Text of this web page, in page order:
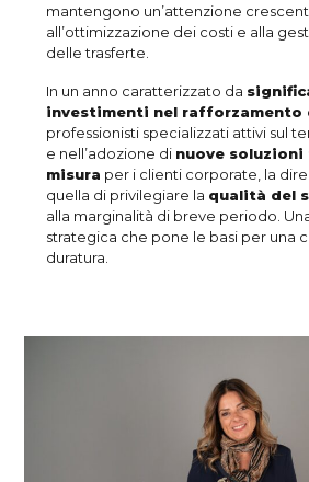
mantengono un’attenzione
all’ottimizzazione dei costi e alla
delle trasferte.
In un anno caratterizzato da
investimenti nel rafforzamento
professionisti specializzati attivi sul
e nell’adozione di nuove
misura per i clienti corporate, la
quella di privilegiare la qualità del
alla marginalità di breve periodo.
strategica che pone le basi per una
duratura.